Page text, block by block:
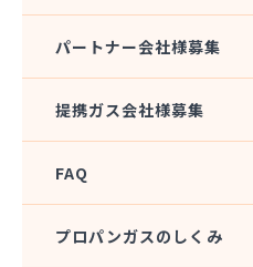
パートナー会社様募集
提携ガス会社様募集
FAQ
プロパンガスのしくみ